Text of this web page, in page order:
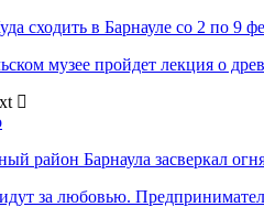
сходить в Барнауле со 2 по 9
музее пройдет лекция о
район Барнаула засверкал
за любовью.